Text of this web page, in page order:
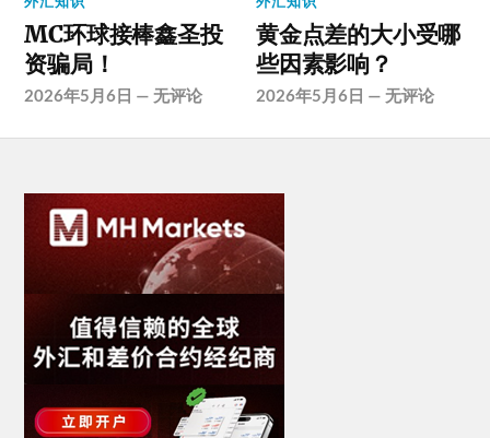
MC环球接棒鑫圣投
资骗局！
2026年5月6日 —无评论
黄金点差的大小受哪
些因素影响？
2026年5月6日 —无评论